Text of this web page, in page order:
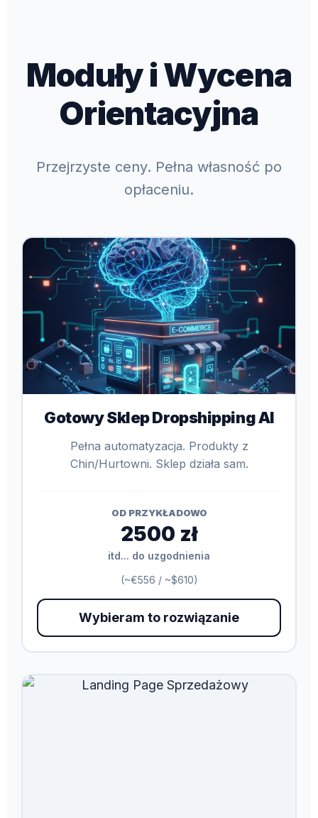
Moduły i Wycena
Orientacyjna
Przejrzyste ceny. Pełna własność po
opłaceniu.
Gotowy Sklep Dropshipping AI
Pełna automatyzacja. Produkty z
Chin/Hurtowni. Sklep działa sam.
OD PRZYKŁADOWO
2500 zł
itd... do uzgodnienia
(~€556 / ~$610)
Wybieram to rozwiązanie